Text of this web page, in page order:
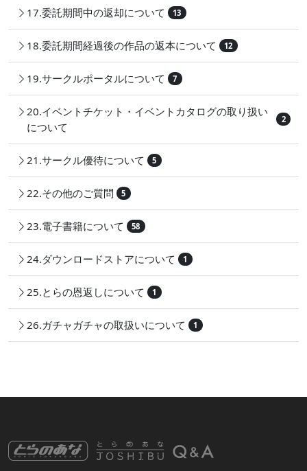
17.委託期間中の返却について 13
18.委託期間経過後の作品の返本について 12
19.サークルポータルについて 7
20.イベントチケット・イベントカタログの取り扱い
について
2
21.サークル優待について 5
22.その他のご質問 5
23.電子書籍について 58
24.ダウンロードストアについて 1
25.とらの恩返しについて 1
26.ガチャガチャの取扱いについて 1